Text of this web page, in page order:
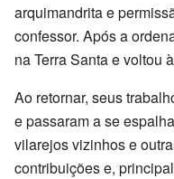
arquimandrita e
confessor. Após a
na Terra Santa e voltou
Ao retornar, seus
e passaram a se
vilarejos vizinhos e
contribuições e,